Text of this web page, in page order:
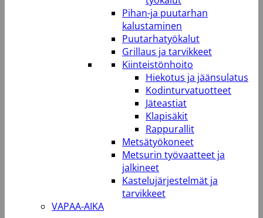
Pihan-ja puutarhan
kalustaminen
Puutarhatyökalut
Grillaus ja tarvikkeet
Kiinteistönhoito
Hiekotus ja jäänsulatus
Kodinturvatuotteet
Jäteastiat
Klapisäkit
Rappurallit
Metsätyökoneet
Metsurin työvaatteet ja
jalkineet
Kastelujärjestelmät ja
tarvikkeet
VAPAA-AIKA